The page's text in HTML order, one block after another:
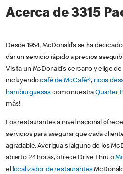
Acerca de 3315
Desde 1954, McDonald’s se ha
dar un servicio rápido a precios
Visita un McDonald’s cercano y elige de
incluyendocafé de McCafé®, ricos
hamburguesas como nuestraQuarter
más!
Los restaurantes a nivel nacional
servicios para asegurar que cada
agradable. Averigua si alguno de los
abierto 24 horas, ofrece Drive Thru o
el localizador de restaurantes